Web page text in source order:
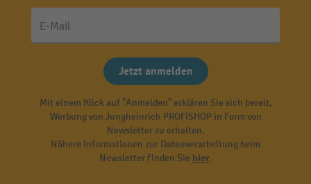
E-Mail
Jetzt anmelden
Mit einem Klick auf "Anmelden" erklären Sie sich bereit,
Werbung von Jungheinrich PROFISHOP in Form von
Newsletter zu erhalten.
Nähere Informationen zur Datenverarbeitung beim
Newsletter finden Sie hier.